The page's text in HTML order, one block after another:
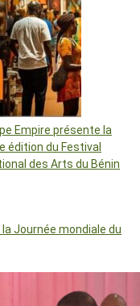
Empire présente la
édition du Festival
des Arts du Bénin
la Journée mondiale du